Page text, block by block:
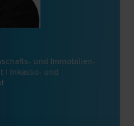
und Immobilien­
| Inkasso- und